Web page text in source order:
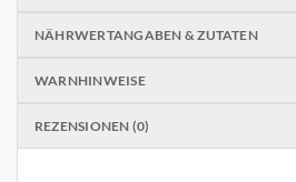
NÄHRWERTANGABEN & ZUTATEN
WARNHINWEISE
REZENSIONEN (0)